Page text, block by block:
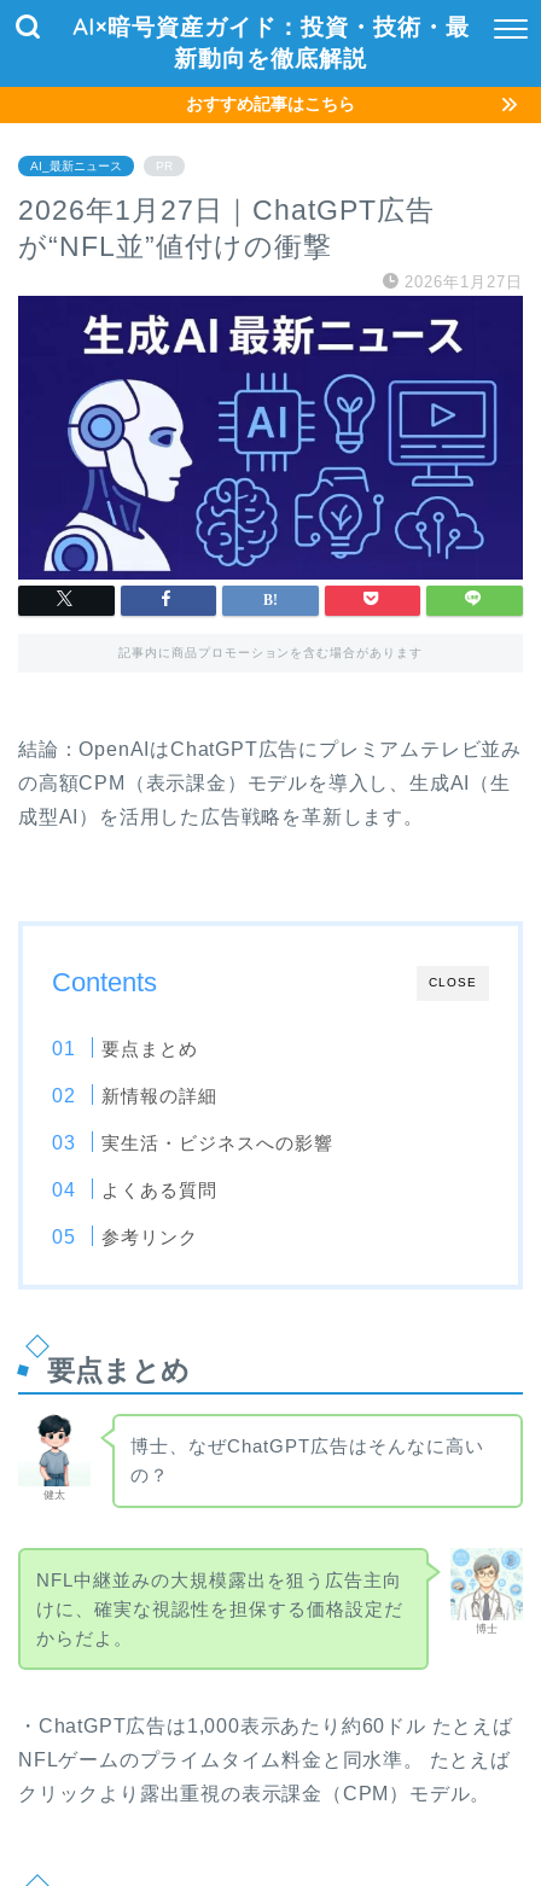
AI×暗号資産ガイド：投資・技術・最
新動向を徹底解説
おすすめ記事はこちら
AI_最新ニュース PR
2026年1月27日｜ChatGPT広告
が“NFL並”値付けの衝撃
2026年1月27日
記事内に商品プロモーションを含む場合があります
結論：OpenAIはChatGPT広告にプレミアムテレビ並み
の高額CPM（表示課金）モデルを導入し、生成AI（生
成型AI）を活用した広告戦略を革新します。
CLOSE
Contents
要点まとめ
新情報の詳細
実生活・ビジネスへの影響
よくある質問
参考リンク
要点まとめ
健太
博士、なぜChatGPT広告はそんなに高い
の？
博士
NFL中継並みの大規模露出を狙う広告主向
けに、確実な視認性を担保する価格設定だ
からだよ。
・ChatGPT広告は1,000表示あたり約60ドル たとえば
NFLゲームのプライムタイム料金と同水準。 たとえば
クリックより露出重視の表示課金（CPM）モデル。